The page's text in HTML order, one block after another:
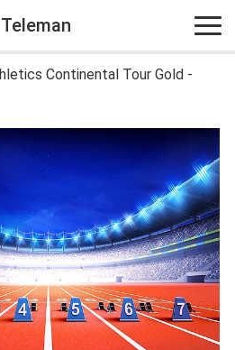
Teleman
Continental Tour Gold -